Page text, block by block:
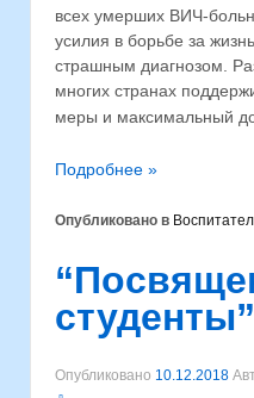
всех умерших ВИЧ-
усилия в борьбе за
страшным диагнозом.
многих странах
меры и максимальный
Подробнее »
Опубликовано в
студенты”
Опубликовано 10.12.2018